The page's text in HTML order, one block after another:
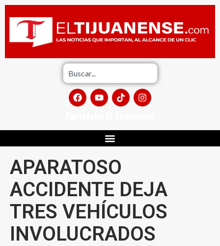
APARATOSO
ACCIDENTE DEJA
TRES VEHÍCULOS
INVOLUCRADOS